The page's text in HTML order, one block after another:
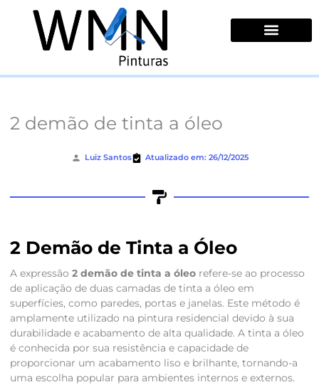
conteúdo
2 demão de tinta a óleo
Luiz Santos Atualizado em: 26/12/2025
2 Demão de Tinta a Óleo
A expressão 2 demão de tinta a óleorefere-se ao processo
de aplicação de duas camadas de tinta a óleo em
superfícies, como paredes, portas e janelas. Este método é
amplamente utilizado na pintura residencial devido à sua
durabilidade e acabamento de alta qualidade. A tinta a óleo
é conhecida por sua resistência e capacidade de
proporcionar um acabamento liso e brilhante, tornando-a
uma escolha popular para ambientes internos e externos.